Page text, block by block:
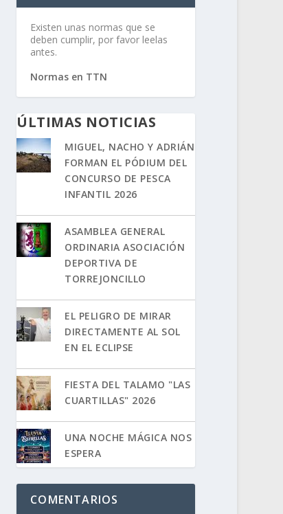
Existen unas normas que se
deben cumplir, por favor leelas
antes.
Normas en TTN
ÚLTIMAS NOTICIAS
MIGUEL, NACHO Y ADRIÁN
FORMAN EL PÓDIUM DEL
CONCURSO DE PESCA
INFANTIL 2026
ASAMBLEA GENERAL
ORDINARIA ASOCIACIÓN
DEPORTIVA DE
TORREJONCILLO
EL PELIGRO DE MIRAR
DIRECTAMENTE AL SOL
EN EL ECLIPSE
FIESTA DEL TALAMO "LAS
CUARTILLAS" 2026
UNA NOCHE MÁGICA NOS
ESPERA
COMENTARIOS